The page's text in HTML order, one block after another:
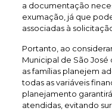
a documentação
exumação, já que
associadas à
Portanto, ao
Municipal de São
as famílias planejem
todas as variáveis
planejamento
atendidas, evitando